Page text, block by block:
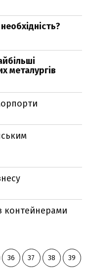
металургів
контейнерами
36 37 38 39